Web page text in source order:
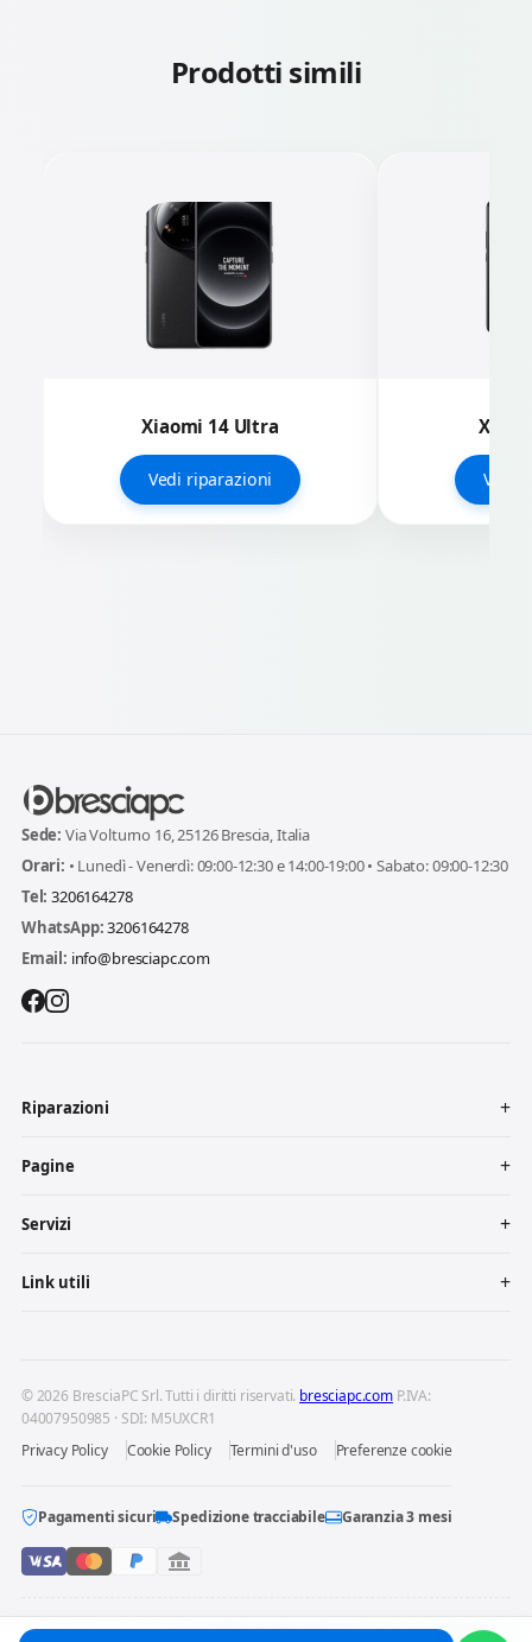
Prodotti simili
Xiaomi 14 Ultra
Vedi riparazioni Vedi
Sede: Via Volturno 16, 25126 Brescia, Italia
Orari: • Lunedì - Venerdì: 09:00-12:30 e 14:00-19:00 • Sabato: 09:00-12:30
Tel: 3206164278
WhatsApp:3206164278
Email: info@bresciapc.com
Riparazioni
Pagine
Servizi
Link utili
© 2026 BresciaPC Srl. Tutti i diritti riservati. bresciapc.com P.IVA:
04007950985 · SDI: M5UXCR1
Privacy Policy
Cookie Policy Termini d'uso Preferenze cookie
Pagamenti sicuri Spedizione tracciabile Garanzia 3 mesi
BresciaPC S.r.l. è un centro di riparazione indipendente: non è affiliata